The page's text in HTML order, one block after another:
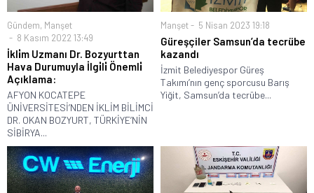
Gündem, Manşet
8 Kasım 2022 13:49
İkli̇m Uzmanı Dr. Bozyurttan
Hava Durumuyla İlgi̇li̇ Önemli̇
Açıklama:
AFYON KOCATEPE
ÜNİVERSİTESİ’NDEN İKLİM BİLİMCİ
DR. OKAN BOZYURT, TÜRKİYE’NİN
SİBİRYA...
Manşet 5 Nisan 2023 19:18
Güreşçiler Samsun’da tecrübe
kazandı
İzmit Belediyespor Güreş
Takımı’nın genç sporcusu Barış
Yiğit, Samsun’da tecrübe...